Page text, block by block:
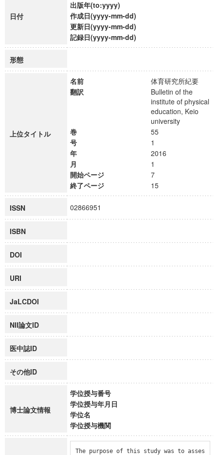
日付
出版年(to:yyyy)
作成日(yyyy-mm-dd)
更新日(yyyy-mm-dd)
記録日(yyyy-mm-dd)
形態
上位タイトル
名前
体育研究所紀要
翻訳
Bulletin of the
institute of physical
education, Keio
university
巻
55
号
1
年
2016
月
1
開始ページ
7
終了ページ
15
ISSN 02866951
ISBN
DOI
URI
JaLCDOI
NII論文ID
医中誌ID
その他ID
博士論文情報
学位授与番号
学位授与年月日
学位名
学位授与機関
The purpose of this study was to asses